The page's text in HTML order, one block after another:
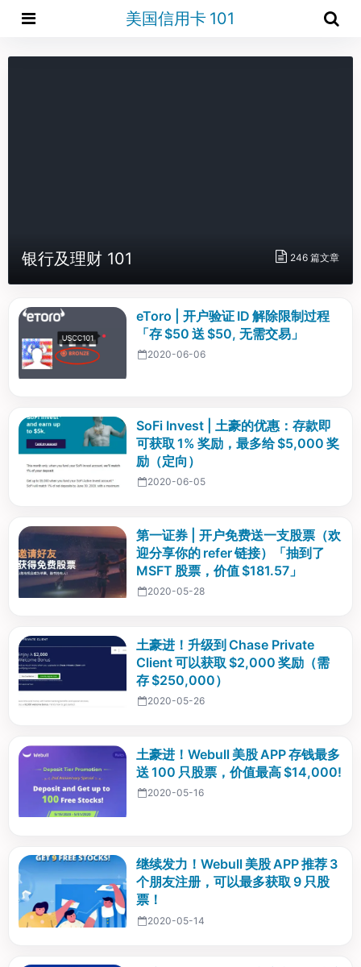
美国信用卡 101
银行及理财 101 246 篇文章
eToro | 开户验证 ID 解除限制过程
「存 $50 送 $50, 无需交易」
2020-06-06
SoFi Invest | 土豪的优惠：存款即
可获取 1% 奖励，最多给 $5,000 奖
励（定向）
2020-06-05
第一证券 | 开户免费送一支股票（欢
迎分享你的 refer 链接）「抽到了
MSFT 股票，价值 $181.57」
2020-05-28
土豪进！升级到 Chase Private
Client 可以获取 $2,000 奖励（需
存 $250,000）
2020-05-26
土豪进！Webull 美股 APP 存钱最多
送 100 只股票，价值最高 $14,000!
2020-05-16
继续发力！Webull 美股 APP 推荐 3
个朋友注册，可以最多获取 9 只股
票！
2020-05-14